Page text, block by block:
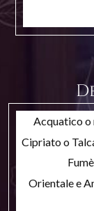
Acquatico o
Cipriato o
Fumè
Orientale e